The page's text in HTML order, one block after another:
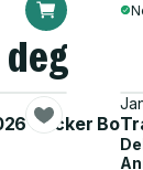
Sticker